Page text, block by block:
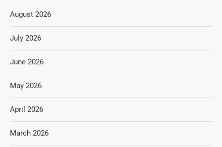
August 2026
July 2026
June 2026
May 2026
April 2026
March 2026